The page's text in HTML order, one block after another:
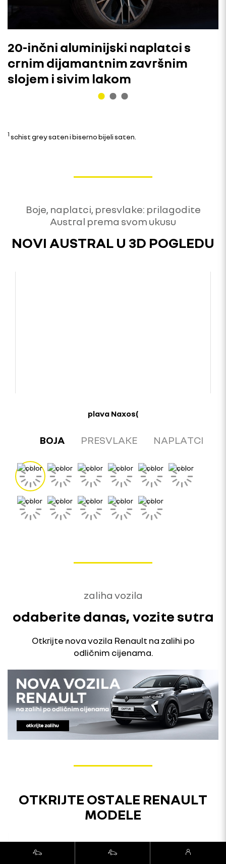
20-inčni aluminijski naplatci s
crnim dijamantnim završnim
slojem i sivim lakom
1 schist grey saten i biserno bijeli saten.
Boje, naplatci, presvlake: prilagodite
Austral prema svom ukusu
NOVI AUSTRAL U 3D POGLEDU
plava Naxos(
BOJA PRESVLAKE NAPLATCI
zaliha vozila
odaberite danas, vozite sutra
Otkrijte nova vozila Renault na zalihi po
odličnim cijenama.
OTKRIJTE OSTALE RENAULT
MODELE